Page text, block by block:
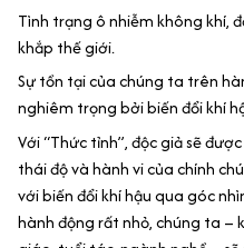
Tình trạng ô nhiễm không khí,
khắp thế giới.
Sự tồn tại của chúng ta trên
nghiêm trọng bởi biến đổi khí
Với “Thức tỉnh”, độc giả sẽ
thái độ và hành vi của chính
với biến đổi khí hậu qua góc
hành động rất nhỏ, chúng ta –